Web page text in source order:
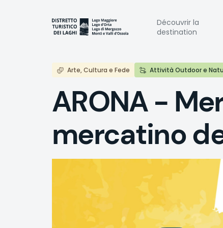
Découvrir la
destination
Arte, Cultura e Fede Attività Outdoor e
ARONA -
mercatino